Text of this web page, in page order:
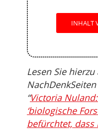
INHALT
Lesen Sie
“Victoria
‘biologische
befürchtet, dass